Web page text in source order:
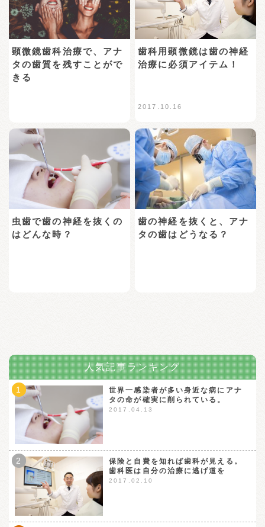
顕微鏡歯科治療で、アナ
タの歯質を残すことがで
きる
歯科用顕微鏡は歯の神経
治療に必須アイテム！
2017.10.16
虫歯で歯の神経を抜くの
はどんな時？
歯の神経を抜くと、アナ
タの歯はどうなる？
人気記事ランキング
1
世界一感染者が多い身近な病にアナ
タの命が確実に削られている。
2017.04.13
2
保険と自費を知れば歯科が見える。
歯科医は自分の治療に逃げ道を
2017.02.10